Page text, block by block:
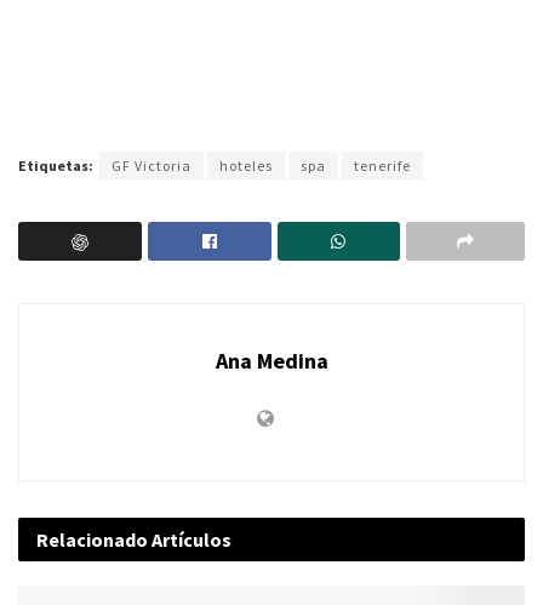
Etiquetas: GF Victoria hoteles spa tenerife
Ana Medina
Relacionado Artículos